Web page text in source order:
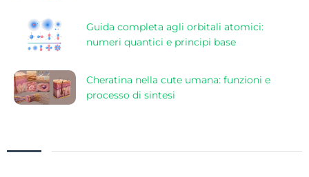
Guida completa agli orbitali atomici:
numeri quantici e principi base
Cheratina nella cute umana: funzioni e
processo di sintesi